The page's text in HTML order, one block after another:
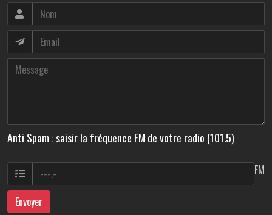
Anti Spam : saisir la fréquence FM de votre radio (101.5)
FM
Envoyer